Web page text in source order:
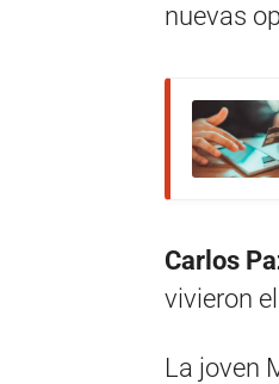
nuevas
Carlos
vivieron
La joven